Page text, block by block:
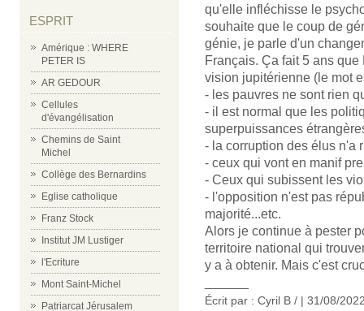
ESPRIT
Amérique : WHERE
PETER IS
AR GEDOUR
Cellules
d'évangélisation
Chemins de Saint
Michel
Collège des Bernardins
Eglise catholique
Franz Stock
Institut JM Lustiger
l'Ecriture
Mont Saint-Michel
Patriarcat Jérusalem
qu'elle infléchisse le
souhaite que le coup de
génie, je parle d'un
Français. Ça fait 5 ans
vision jupitérienne (le mot
- les pauvres ne sont rien
- il est normal que les
superpuissances
- la corruption des élus n'a
- ceux qui vont en manif
- Ceux qui subissent les
- l'opposition n'est pas
majorité...etc.
Alors je continue à pester
territoire national qui
y a à obtenir. Mais c'est
Écrit par : Cyril B / | 31/08/